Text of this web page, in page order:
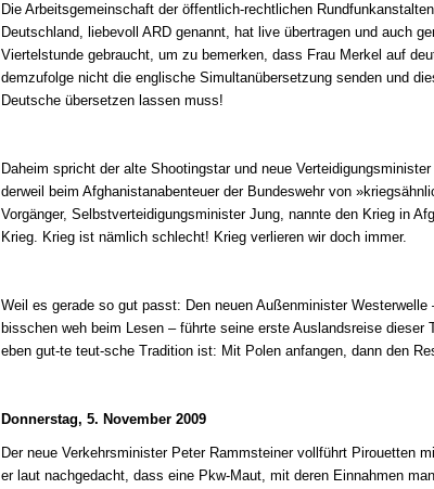
Die Arbeitsgemeinschaft der öffentlich-rechtlichen
Deutschland, liebevoll ARD genannt, hat live übertragen und auch
Viertelstunde gebraucht, um zu bemerken, dass Frau Merkel auf
demzufolge nicht die englische Simultanübersetzung senden und
Deutsche übersetzen lassen muss!
Daheim spricht der alte Shootingstar und neue
derweil beim Afghanistanabenteuer der Bundeswehr von
Vorgänger, Selbstverteidigungsminister Jung, nannte den Krieg in
Krieg. Krieg ist nämlich schlecht! Krieg verlieren wir doch immer.
Weil es gerade so gut passt: Den neuen Außenminister
bisschen weh beim Lesen – führte seine erste Auslandsreise dieser
eben gut-te teut-sche Tradition ist: Mit Polen anfangen, dann den
Donnerstag, 5. November 2009
Der neue Verkehrsminister Peter Rammsteiner vollführt Pirouetten
er laut nachgedacht, dass eine Pkw-Maut, mit deren Einnahmen